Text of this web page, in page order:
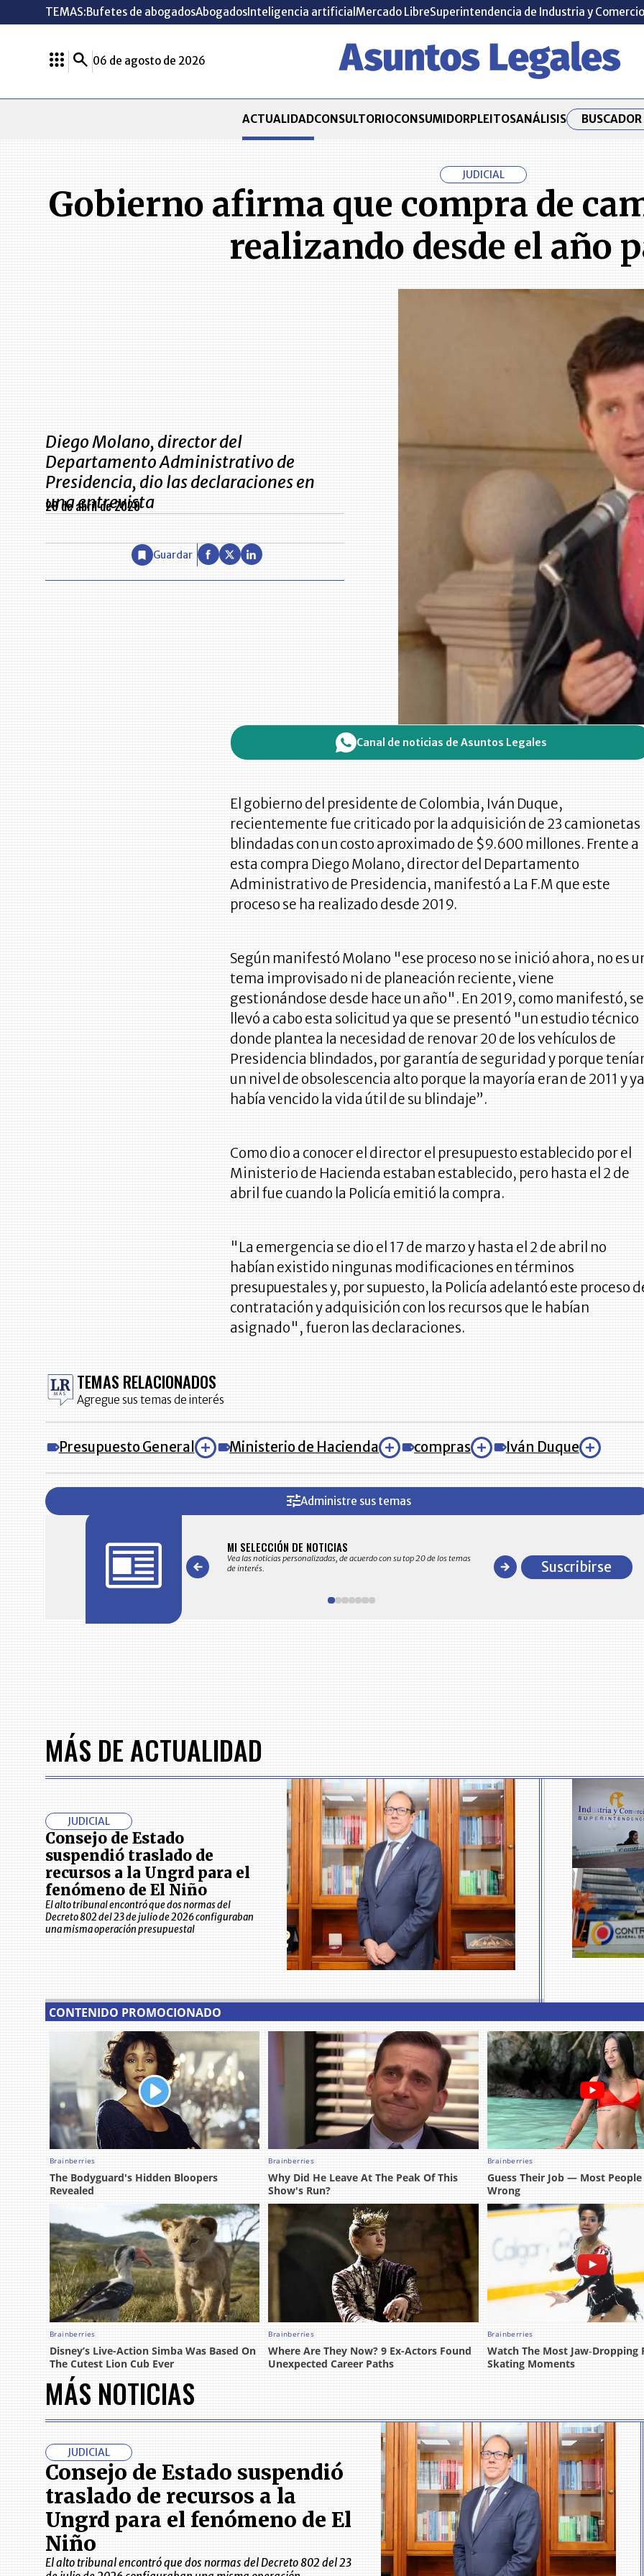
TEMAS:Bufetes de abogadosAbogadosInteligencia artificial Mercado LibreSuperintendencia de Industria y Comercio
06 de agosto de 2026
ACTUALIDADCONSULTORIOCONSUMIDORPLEITOSANÁLISIS
JUDICIAL
Gobierno afirma que compra de
realizando desde el año
Diego Molano, director del
Departamento Administrativo de
Presidencia, dio las declaraciones en
una entrevista
28 de abril de 2020
Guardar
Canal de noticias de Asuntos Legales
El gobierno del presidente de Colombia, Iván Duque,
recientemente fue criticado por la adquisición de 23 camionetas
blindadas con un costo aproximado de $9.600 millones. Frente a
esta compra Diego Molano, director del Departamento
Administrativo de Presidencia, manifestó a La F.M que este
proceso se ha realizado desde 2019.
Según manifestó Molano "ese proceso no se inició ahora, no es
tema improvisado ni de planeación reciente, viene
gestionándose desde hace un año". En 2019, como manifestó, se
llevó a cabo esta solicitud ya que se presentó "un estudio técnico
donde plantea la necesidad de renovar 20 de los vehículos de
Presidencia blindados, por garantía de seguridad y porque
un nivel de obsolescencia alto porque la mayoría eran de 2011 y ya
había vencido la vida útil de su blindaje”.
Como dio a conocer el director el presupuesto establecido por el
Ministerio de Hacienda estaban establecido, pero hasta el 2 de
abril fue cuando la Policía emitió la compra.
"La emergencia se dio el 17 de marzo y hasta el 2 de abril no
habían existido ningunas modificaciones en términos
presupuestales y, por supuesto, la Policía adelantó este proceso
contratación y adquisición con los recursos que le habían
asignado", fueron las declaraciones.
TEMAS RELACIONADOS
Agregue sus temas de interés
Presupuesto General Ministerio de Hacienda compras Iván Duque
Administre sus temas
en su correo electrónico las noticias seleccionadas por nuestro
MI SELECCIÓN DE NOTICIAS
Vea las noticias personalizadas, de acuerdo con su top 20 de los temas
de interés.
Recopilación clasificada por sectores
comportamiento general y detallado de las
en ventas en ColombiaSuscribirse
MÁS DE ACTUALIDAD
JUDICIAL
Consejo de Estado
suspendió traslado de
recursos a la Ungrd para el
fenómeno de El Niño
El alto tribunal encontró que dos normas del
Decreto 802 del 23 de julio de 2026 configuraban
una misma operación presupuestal
MÁS NOTICIAS
JUDICIAL
Consejo de Estado suspendió
traslado de recursos a la
Ungrd para el fenómeno de El
Niño
El alto tribunal encontró que dos normas del Decreto 802 del 23